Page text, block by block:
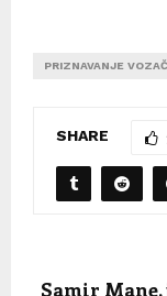
PRIZNAVANJE
SHARE
Samir